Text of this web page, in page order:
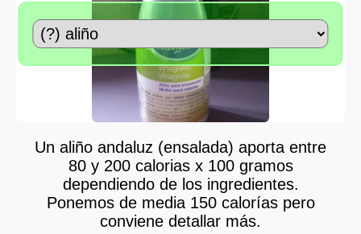
Un aliño andaluz (ensalada) aporta entre
80 y 200 calorias x 100 gramos
dependiendo de los ingredientes.
Ponemos de media 150 calorías pero
conviene detallar más.